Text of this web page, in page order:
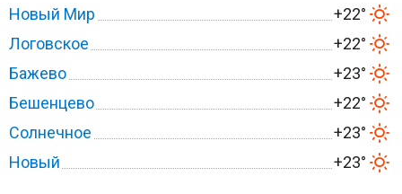
Новый Мир
+22°
Логовское
+22°
Бажево
+23°
Бешенцево
+22°
Солнечное
+23°
Новый
+23°